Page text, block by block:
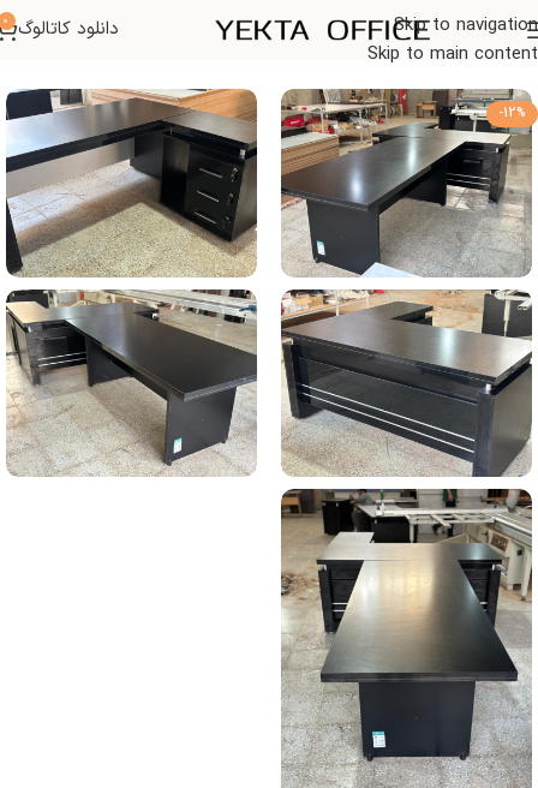
Skip to navigation
Skip to main content
دانلود کاتالوگ 0
خانه میز اداری
-12%